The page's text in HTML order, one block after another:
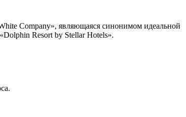
Company», являющаяся синонимом идеальной
Resort by Stellar Hotels».